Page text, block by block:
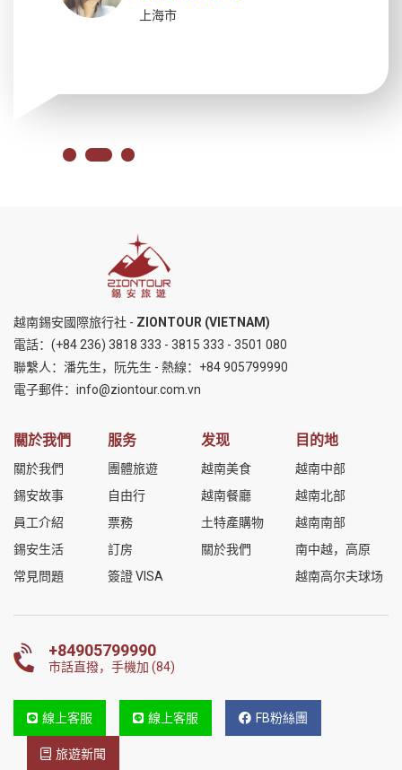
上海市
越南錫安國際旅行社 - ZIONTOUR (VIETNAM)
電話： (+84 236) 3818 333 - 3815 333 - 3501 080
聯繫人：潘先生，阮先生 - 熱線： +84 905799990
電子郵件： info@ziontour.com.vn
關於我們
關於我們
錫安故事
員工介紹
錫安生活
常見問題
服务
團體旅遊
自由行
票務
訂房
簽證 VISA
发现
越南美食
越南餐廳
土特產購物
關於我們
目的地
越南中部
越南北部
越南南部
南中越，高原
越南高尔夫球场
+84905799990
市話直撥，手機加 (84)
線上客服 線上客服 FB粉絲團
旅遊新聞